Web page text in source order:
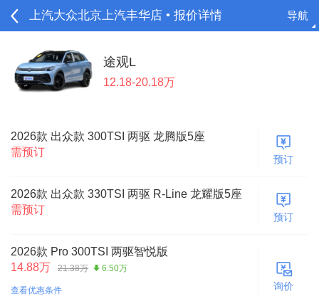
上汽大众北京上汽丰华店 • 报价详情 导航
途观L
12.18-20.18万
2026款 出众款 300TSI 两驱 龙腾版5座
需预订
预订
2026款 出众款 330TSI 两驱 R-Line 龙耀版5座
需预订
预订
2026款 Pro 300TSI 两驱智悦版
14.88万
21.38万 6.50万
查看优惠条件 询价